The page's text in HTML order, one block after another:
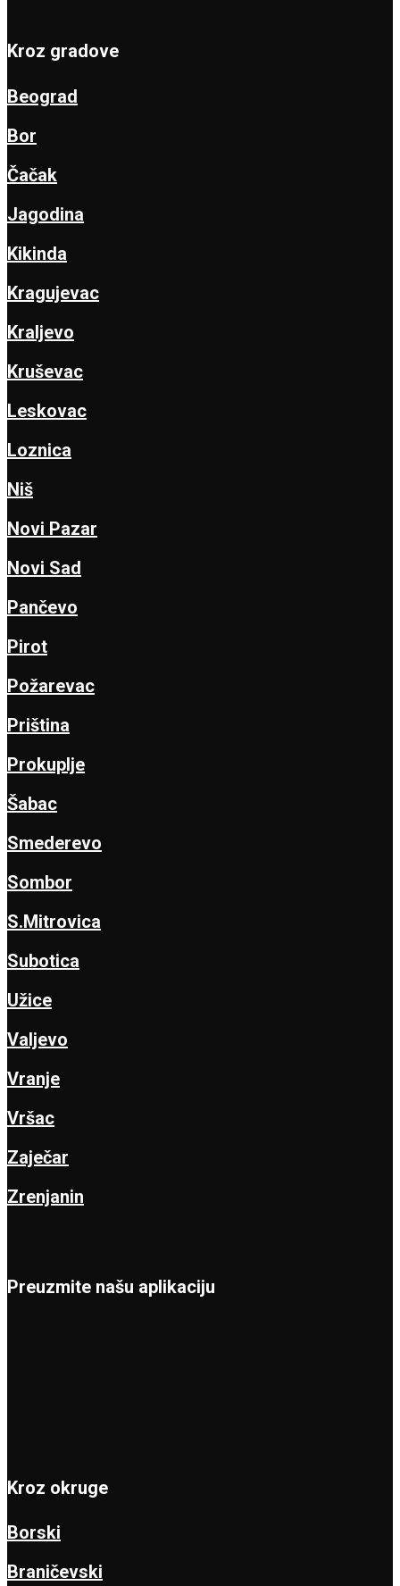
Kroz gradove
Beograd
Bor
Čačak
Jagodina
Kikinda
Kragujevac
Kraljevo
Kruševac
Leskovac
Loznica
Niš
Novi Pazar
Novi Sad
Pančevo
Pirot
Požarevac
Priština
Prokuplje
Šabac
Smederevo
Sombor
S.Mitrovica
Subotica
Užice
Valjevo
Vranje
Vršac
Zaječar
Zrenjanin
Preuzmite našu aplikaciju
Kroz okruge
Borski
Braničevski